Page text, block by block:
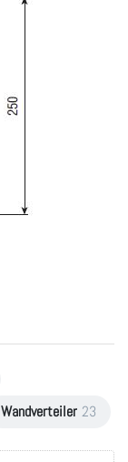
Wandverteiler 23